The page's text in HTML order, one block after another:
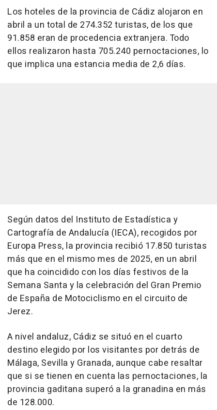
Los hoteles de la provincia de Cádiz alojaron en
abril a un total de 274.352 turistas, de los que
91.858 eran de procedencia extranjera. Todo
ellos realizaron hasta 705.240 pernoctaciones, lo
que implica una estancia media de 2,6 días.
Según datos del Instituto de Estadística y
Cartografía de Andalucía (IECA), recogidos por
Europa Press, la provincia recibió 17.850 turistas
más que en el mismo mes de 2025, en un abril
que ha coincidido con los días festivos de la
Semana Santa y la celebración del Gran Premio
de España de Motociclismo en el circuito de
Jerez.
A nivel andaluz, Cádiz se situó en el cuarto
destino elegido por los visitantes por detrás de
Málaga, Sevilla y Granada, aunque cabe resaltar
que si se tienen en cuenta las pernoctaciones, la
provincia gaditana superó a la granadina en más
de 128.000.